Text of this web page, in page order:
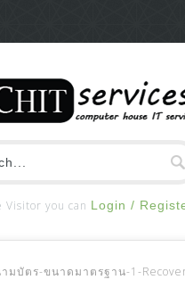
Visitor you can Login /
มบัตร-ขนาดมาตรฐาน-1-